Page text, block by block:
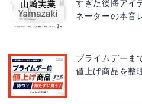
すぎた後悔アイ
ネーターの本音
プライムデーま
値上げ商品を整